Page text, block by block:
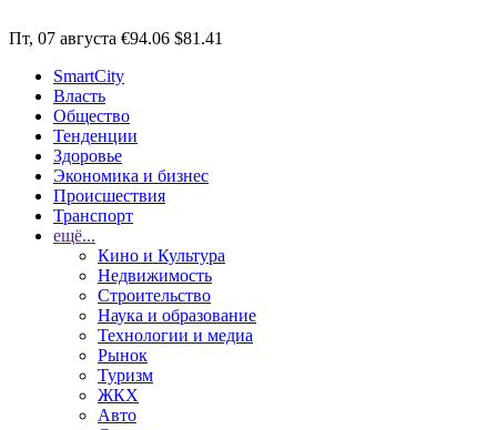
Пт, 07 августа €94.06 $81.41
SmartCity
Власть
Общество
Тенденции
Здоровье
Экономика и бизнес
Происшествия
Транспорт
ещё...
Кино и Культура
Недвижимость
Строительство
Наука и образование
Технологии и медиа
Рынок
Туризм
ЖКХ
Авто